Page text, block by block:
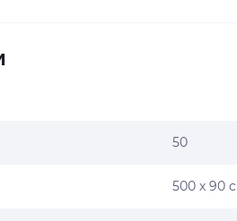
50
500 х 90